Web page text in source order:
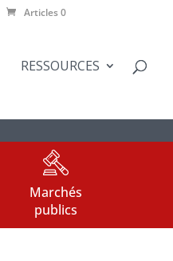
Articles 0
RESSOURCES
Marchés
publics